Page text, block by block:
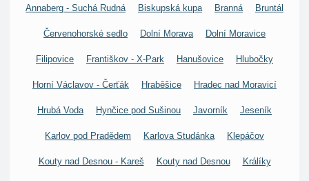
Annaberg - Suchá Rudná Biskupská kupa Branná Bruntál
Červenohorské sedlo Dolní Morava Dolní Moravice
Filipovice Františkov - X-Park Hanušovice Hlubočky
Horní Václavov - Čerťák Hraběšice Hradec nad Moravicí
Hrubá Voda Hynčice pod Sušinou Javorník Jeseník
Karlov pod Pradědem Karlova Studánka Klepáčov
Kouty nad Desnou - Kareš Kouty nad Desnou Králíky